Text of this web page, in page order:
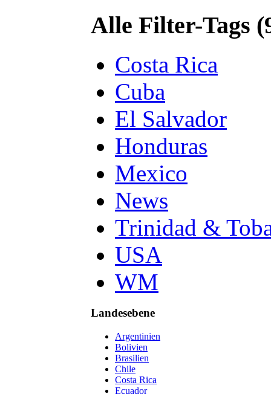
Alle Filter-Tags
Costa Rica
Cuba
El Salvador
Honduras
Mexico
News
Trinidad &
USA
WM
Landesebene
Argentinien
Bolivien
Brasilien
Chile
Costa Rica
Ecuador